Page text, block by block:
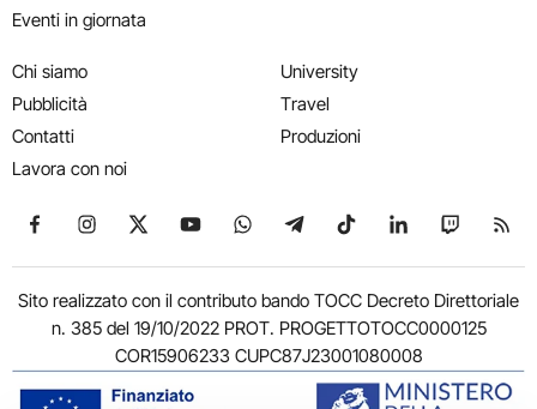
Eventi in giornata
Chi siamo
Pubblicità
Contatti
Lavora con noi
University
Travel
Produzioni
Seguici su Facebook
Seguici su Instagram
Seguici su X
Seguici su YouTube
Seguici su WhatsApp
Seguici su Telegram
Seguici su TikTok
Seguici su
Seguici
Sito realizzato con il contributo bando TOCC Decreto Direttoriale
n. 385 del 19/10/2022 PROT. PROGETTOTOCC0000125
COR15906233 CUPC87J23001080008